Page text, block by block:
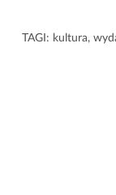
TAGI: kultura,